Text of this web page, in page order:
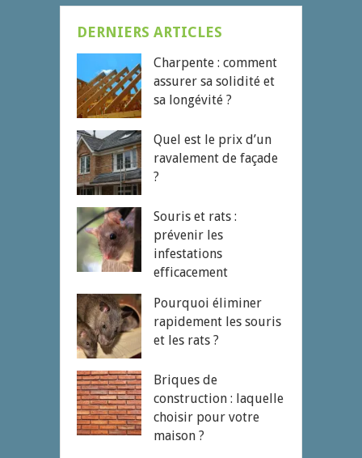
DERNIERS ARTICLES
Charpente : comment
assurer sa solidité et
sa longévité ?
Quel est le prix d’un
ravalement de façade
?
Souris et rats :
prévenir les
infestations
efficacement
Pourquoi éliminer
rapidement les souris
et les rats ?
Briques de
construction : laquelle
choisir pour votre
maison ?